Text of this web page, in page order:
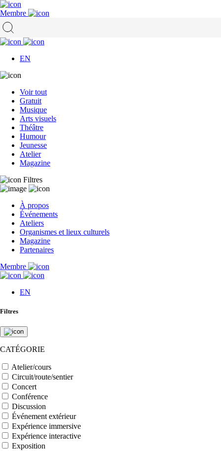
Membre
EN
Voir tout
Gratuit
Musique
Arts visuels
Théâtre
Humour
Jeunesse
Atelier
Magazine
Filtres
À propos
Événements
Ateliers
Organismes et lieux culturels
Magazine
Partenaires
Membre
EN
Filtres
CATÉGORIE
Atelier/cours
Circuit/route/sentier
Concert
Conférence
Discussion
Événement extérieur
Expérience immersive
Expérience interactive
Exposition